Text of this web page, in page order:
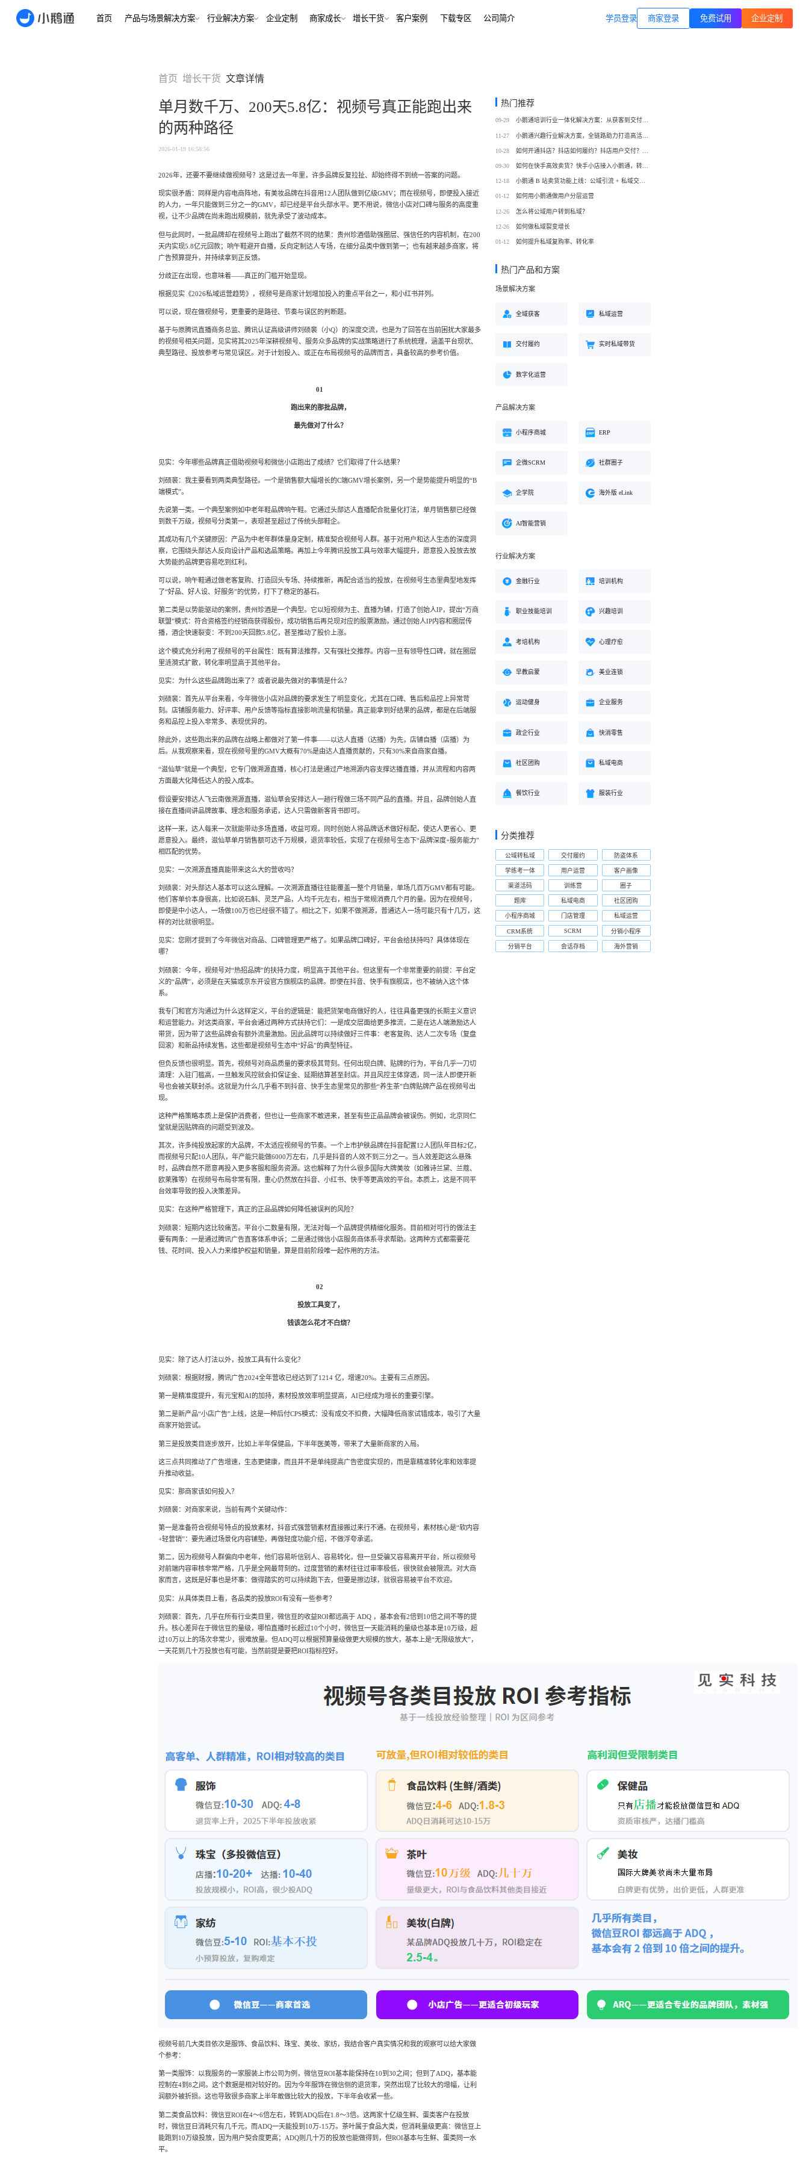
首页 产品与场景解决方案
打通视频号抖音快手工具，流量沉
私域运营
私域增长利器，助力私域获客/培育/
转、一站式解决方案
经营全链路数据洞察，公域私域打
通
产品
小程序商城
全行业全场景私域开店解决方案
ERP
社群圈子
深度链接粉丝，高品质社群运营
企学院
企业培训系统，员工培训、考试全
场景解决方案
适配出海场景的全新产品，实现海
AI智能营销
行业解决方案
金融/财经行业
合规、转化、AI+——12000+金融
客户的共同选择
培训机构私域销转一站式解决方案
考公考研、专升本、出国留学等一
心理疗愈
连锁心理机构的私域获客、标准化
交付与用户留存、多门店管理工具
早教启蒙
打通招生-营期-家校链路闭环，实现
长期增长
美业连锁
9 年深耕，为美业定义实时互动私
企业服务
企业服务私域营销解决方案，提供
政企行业
提供数字化解决方案
社区团购
社区团购”新生态模式”，打破传统
私域电商
私域电商系统，全链路私域增长解
加盟培育、连锁门店管理、企业商
服装行业 心理机构
付与用户留存一站式解决方案
企业定制 商家成长
帮助中心
增长干货 客户案例 公司简介 学员登录 商家登录
首页 增长干货 文章详情
单月数千万、200天5.8亿：视频号真正能跑出来
的两种路径
2026-01-19 16:58:56
2026年，还要不要继续做视频号？这是过去一年里，许多品牌反复拉扯、却始终得不到统一答案的问题。
现实很矛盾：同样是内容电商阵地，有美妆品牌在抖音用12人团队做到亿级GMV；而在视频号，即便投入接近
的人力，一年只能做到三分之一的GMV，却已经是平台头部水平。更不用说，微信小店对口碑与服务的高度重
视，让不少品牌在尚未跑出规模前，就先承受了波动成本。
但与此同时，一批品牌却在视频号上跑出了截然不同的结果：贵州珍酒借助强圈层、强信任的内容机制，在200
天内实现5.8亿元回款；响午鞋避开自播，反向定制达人专场，在细分品类中做到第一；也有越来越多商家，将
广告预算提升，并持续拿到正反馈。
分歧正在出现，也意味着——真正的门槛开始显现。
根据见实《2026私域运营趋势》，视频号是商家计划增加投入的重点平台之一，和小红书并列。
可以说，现在做视频号，更重要的是路径、节奏与误区的判断题。
基于与原腾讯直播商务总监、腾讯认证高级讲师刘硕裴（小Q）的深度交流，也是为了回答在当前困扰大家最多
的视频号相关问题，见实将其2025年深耕视频号、服务众多品牌的实战策略进行了系统梳理，涵盖平台现状、
典型路径、投放参考与常见误区。对于计划投入、或正在布局视频号的品牌而言，具备较高的参考价值。
01
跑出来的那批品牌，
最先做对了什么？
见实：今年哪些品牌真正借助视频号和微信小店跑出了成绩？它们取得了什么结果？
刘硕裴：我主要看到两类典型路径。一个是销售额大幅增长的C端GMV增长案例，另一个是势能提升明显的“B
端模式”。
先说第一类。一个典型案例如中老年鞋品牌响午鞋。它通过头部达人直播配合批量化打法，单月销售额已经做
到数千万级，视频号分类第一，表现甚至超过了传统头部鞋企。
其成功有几个关键原因：产品为中老年群体量身定制，精准契合视频号人群。基于对用户和达人生态的深度洞
察，它围绕头部达人反向设计产品和选品策略。再加上今年腾讯投放工具与效率大幅提升，愿意投入投放去放
大势能的品牌更容易吃到红利。
可以说，响午鞋通过做老客复购、打造回头专场、持续推新，再配合适当的投放，在视频号生态里典型地发挥
了“好品、好人设、好服务”的优势，打下了稳定的基石。
第二类是以势能驱动的案例，贵州珍酒是一个典型。它以短视频为主、直播为辅，打造了创始人IP，提出“万商
联盟”模式：符合资格签约经销商获得股份，成功销售后再兑现对应的股票激励。通过创始人IP内容和圈层传
播，酒企快速裂变：不到200天回款5.8亿，甚至推动了股价上涨。
这个模式充分利用了视频号的平台属性：既有算法推荐，又有强社交推荐。内容一旦有领导性口碑，就在圈层
里涟漪式扩散，转化率明显高于其他平台。
见实：为什么这些品牌跑出来了？或者说最先做对的事情是什么？
刘硕裴：首先从平台来看，今年微信小店对品牌的要求发生了明显变化，尤其在口碑、售后和品控上异常苛
刻。店铺服务能力、好评率、用户反馈等指标直接影响流量和销量。真正能拿到好结果的品牌，都是在后端服
务和品控上投入非常多、表现优异的。
除此外，这些跑出来的品牌在战略上都做对了第一件事——以达人直播（达播）为先，店铺自播（店播）为
后。从我观察来看，现在视频号里的GMV大概有70%是由达人直播贡献的，只有30%来自商家自播。
“滋仙草”就是一个典型，它专门做溯源直播，核心打法是通过产地溯源内容支撑达播直播，并从流程和内容两
方面最大化降低达人的投入成本。
假设要安排达人飞云南做溯源直播，滋仙草会安排达人一趟行程做三场不同产品的直播。并且，品牌创始人直
接在直播间讲品牌故事、理念和服务承诺，达人只需做新客背书即可。
这样一来，达人每来一次就能带动多场直播，收益可观，同时创始人将品牌话术做好标配，使达人更省心、更
愿意投入。最终，滋仙草单月销售额可达千万规模，退货率较低，实现了在视频号生态下“品牌深度+服务能力”
相匹配的优势。
见实：一次溯源直播真能带来这么大的营收吗？
刘硕裴：对头部达人基本可以这么理解。一次溯源直播往往能覆盖一整个月销量，单场几百万GMV都有可能。
他们客单价本身很高，比如说石斛、灵芝产品，人均千元左右，相当于常规消费几个月的量。因为在视频号，
即使是中小达人，一场做100万也已经很不错了。相比之下，如果不做溯源，普通达人一场可能只有十几万，这
样的对比就很明显。
见实：您刚才提到了今年微信对商品、口碑管理更严格了。如果品牌口碑好，平台会给扶持吗？具体体现在
哪？
刘硕裴：今年，视频号对“热招品牌”的扶持力度，明显高于其他平台。但这里有一个非常重要的前提：平台定
义的“品牌”，必须是在天猫或京东开设官方旗舰店的品牌。即便在抖音、快手有旗舰店，也不被纳入这个体
系。
我专门和官方沟通过为什么这样定义，平台的逻辑是：能把货架电商做好的人，往往具备更强的长期主义意识
和运营能力。对这类商家，平台会通过两种方式扶持它们：一是成交层面给更多推流，二是在达人端激励达人
带货，因为带了这些品牌会有额外流量激励。因此品牌可以持续做好三件事：老客复购、达人二次专场（复盘
回滚）和新品持续发售。这些都是视频号生态中“好品”的典型特征。
但负反馈也很明显。首先，视频号对商品质量的要求极其苛刻。任何出现白牌、贴牌的行为，平台几乎一刀切
清理：入驻门槛高，一旦触发风控就会扣保证金、延期结算甚至封店。并且风控主体穿透，同一法人即便开新
号也会被关联封杀。这就是为什么几乎看不到抖音、快手生态里常见的那些“养生茶”白牌贴牌产品在视频号出
现。
这种严格策略本质上是保护消费者，但也让一些商家不敢进来，甚至有些正品品牌会被误伤。例如，北京同仁
堂就是因贴牌商的问题受到波及。
其次，许多纯投放起家的大品牌，不太适应视频号的节奏。一个上市护肤品牌在抖音配置12人团队年目标2亿，
而视频号只配10人团队，年产能只能做6000万左右，几乎是抖音的人效不到三分之一。当人效差距这么悬殊
时，品牌自然不愿意再投入更多客服和服务资源。这也解释了为什么很多国际大牌美妆（如雅诗兰黛、兰蔻、
欧莱雅等）在视频号布局非常有限，重心仍然放在抖音、小红书、快手等更高效的平台。本质上，这是不同平
台效率导致的投入决策差异。
见实：在这种严格管理下，真正的正品品牌如何降低被误判的风险？
刘硕裴：短期内这比较痛苦。平台小二数量有限，无法对每一个品牌提供精细化服务。目前相对可行的做法主
要有两条：一是通过腾讯广告直客体系申诉；二是通过微信小店服务商体系寻求帮助。这两种方式都需要花
钱、花时间、投入人力来维护权益和销量，算是目前阶段唯一起作用的方法。
02
投放工具变了，
钱该怎么花才不白烧？
见实：除了达人打法以外，投放工具有什么变化？
刘硕裴：根据财报，腾讯广告2024全年营收已经达到了1214 亿，增速20%。主要有三点原因。
第一是精准度提升，有元宝和AI的加持，素材投放效率明显提高，AI已经成为增长的重要引擎。
第二是新产品“小店广告”上线，这是一种后付CPS模式：没有成交不扣费，大幅降低商家试错成本，吸引了大量
商家开始尝试。
第三是投放类目逐步放开，比如上半年保健品，下半年医美等，带来了大量新商家的入局。
这三点共同推动了广告增速，生态更健康，而且并不是单纯提高广告密度实现的，而是靠精准转化率和效率提
升推动收益。
见实：那商家该如何投入？
刘硕裴：对商家来说，当前有两个关键动作：
第一是准备符合视频号特点的投放素材，抖音式强营销素材直接搬过来行不通。在视频号，素材核心是“软内容
+轻营销”：要先通过场景化内容铺垫，再做轻度功能介绍，不做浮夸承诺。
第二，因为视频号人群偏向中老年，他们容易听信别人、容易转化，但一旦受骗又容易离开平台，所以视频号
对前端内容审核非常严格，几乎是全网最苛刻的。过度营销的素材往往过审率极低，很快就会被限流。对大商
家而言，这既是好事也是坏事：做得踏实的可以持续跑下去，但要是擦边球，就很容易被平台不欢迎。
见实：从具体类目上看，各品类的投放ROI有没有一些参考？
刘硕裴：首先，几乎在所有行业类目里，微信豆的收益ROI都远高于 ADQ ，基本会有2倍到10倍之间不等的提
升。核心差异在于微信豆的量级，哪怕直播时长超过10个小时，微信豆一天能消耗的量级也基本是10万级，超
过10万以上的场次非常少，很难放量。但ADQ可以根据预算量级做更大规模的放大，基本上是“无限级放大”，
一天花到几十万投放也有可能，当然前提是要把ROI指标控好。
视频号前几大类目依次是服饰、食品饮料、珠宝、美妆、家纺，我结合客户真实情况和我的观察可以给大家做
个参考：
第一类服饰：以我服务的一家服装上市公司为例，微信豆ROI基本能保持在10到30之间；但到了ADQ，基本能
控制在4到8之间。这个数据是相对较好的。因为今年服饰在微信侧的退货率，突然出现了比较大的增幅，让利
润额外被折损。这也导致很多商家上半年敢做比较大的投放，下半年会收紧一些。
第二类食品饮料：微信豆ROI在4～6倍左右，转到ADQ后在1.8～3倍。这两家十亿级生鲜、蛋类客户在投放
时，微信豆日消耗只有几千元，而ADQ一天能投到10万-15万。茶叶属于食品大类，但消耗量级更高：微信豆上
能跑到10万级投放，因为用户契合度更高；ADQ则几十万的投放也能做得到，但ROI基本与生鲜、蛋类同一水
平。
热门推荐
09-29 小鹅通培训行业一体化解决方案：从获客到交付，帮你打通增长全链路！
11-27
10-28
09-30
12-18
01-12 如何用小鹅通做用户分层运营
12-26 怎么将公域用户转到私域？
12-26 如何做私域裂变增长
01-12 如何提升私域复购率、转化率
热门产品和方案
场景解决方案
全域获客 私域运营
交付履约 实时私域带货
数字化运营
产品解决方案
小程序商城 ERP
企微SCRM 社群圈子
企学院 海外版 eLink
AI智能营销
行业解决方案
金融行业 培训机构
职业技能培训 兴趣培训
考培机构 心理疗愈
早教启蒙 美业连锁
运动健身 企业服务
政企行业 快消零售
社区团购 私域电商
餐饮行业 服装行业
分类推荐
公域转私域 交付履约 防盗体系
学练考一体 用户运营 客户画像
渠道活码 训练营 圈子
题库 私域电商 社区团购
小程序商城 门店管理 私域运营
CRM系统 SCRM 分销小程序
分销平台 会话存档 海外营销